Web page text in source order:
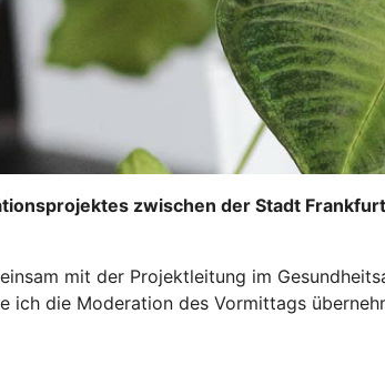
zwischen der Stadt
mit der Projektleitung im
ich die Moderation des Vormittags